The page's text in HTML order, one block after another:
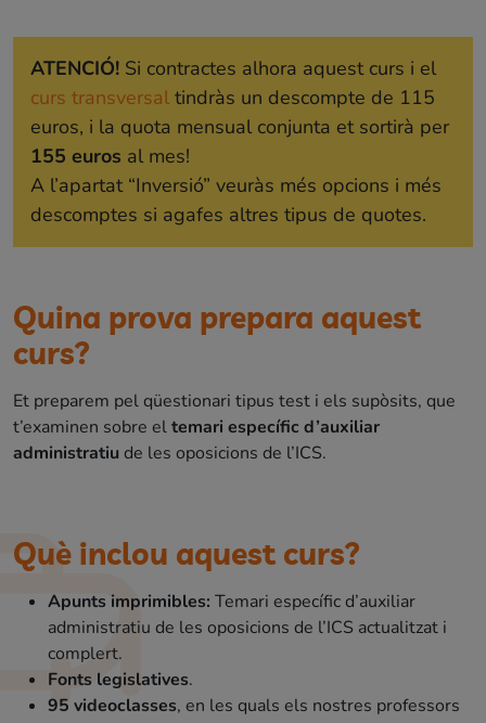
ATENCIÓ! Si contractes alhora aquest curs i el
curs transversal tindràs un descompte de 115
euros, i la quota mensual conjunta et sortirà per
155 euros al mes!
A l’apartat “Inversió” veuràs més opcions i més
descomptes si agafes altres tipus de quotes.
Quina prova prepara aquest
curs?
Et preparem pel qüestionari tipus test i els supòsits, que
t’examinen sobre eltemari específic d’auxiliar
administratiude les oposicions de l’ICS.
Què inclou aquest curs?
Apunts imprimibles: Temari específic d’auxiliar
administratiu de les oposicions de l’ICS actualitzat i
complert.
Fonts legislatives.
95 videoclasses, en les quals els nostres professors